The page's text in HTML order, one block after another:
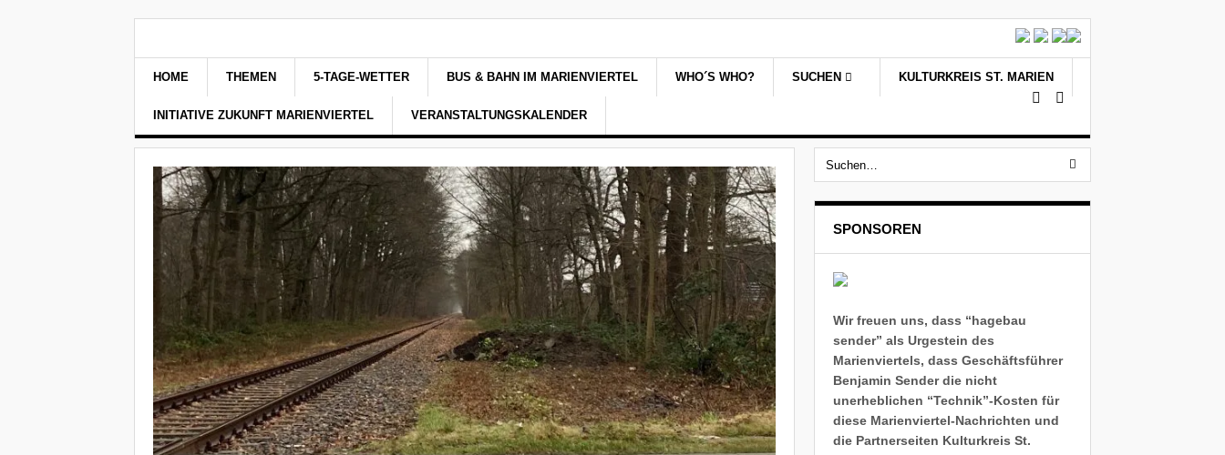
HOME THEMEN 5-TAGE-WETTER BUS & BAHN IM MARIENVIERTEL WHO´S WHO? SUCHEN KULTURKREIS ST. MARIEN
INITIATIVE ZUKUNFT MARIENVIERTEL VERANSTALTUNGSKALENDER
SPONSOREN
Wir freuen uns, dass “hagebau
sender” als Urgestein des
Marienviertels, dass Geschäftsführer
Benjamin Sender die nicht
unerheblichen “Technik”-Kosten für
diese Marienviertel-Nachrichten und
die Partnerseiten Kulturkreis St.